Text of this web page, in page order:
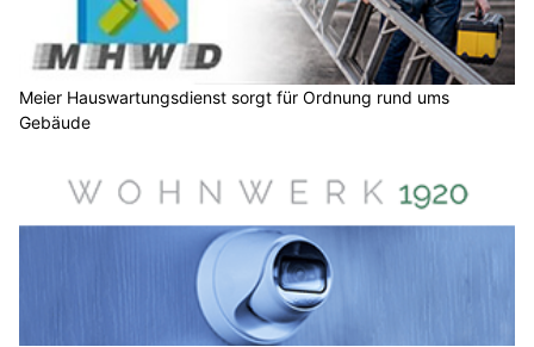
Meier Hauswartungsdienst sorgt für Ordnung rund ums
Gebäude